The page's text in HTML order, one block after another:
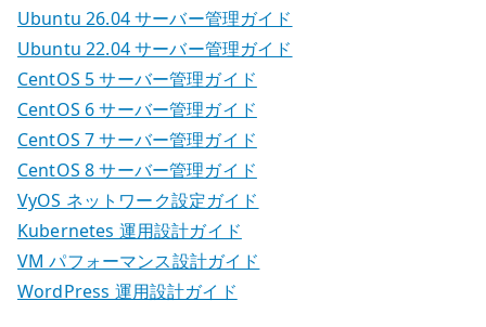
Ubuntu 26.04 サーバー管理ガイド
Ubuntu 22.04 サーバー管理ガイド
CentOS 5 サーバー管理ガイド
CentOS 6 サーバー管理ガイド
CentOS 7 サーバー管理ガイド
CentOS 8 サーバー管理ガイド
VyOS ネットワーク設定ガイド
Kubernetes 運用設計ガイド
VM パフォーマンス設計ガイド
WordPress 運用設計ガイド